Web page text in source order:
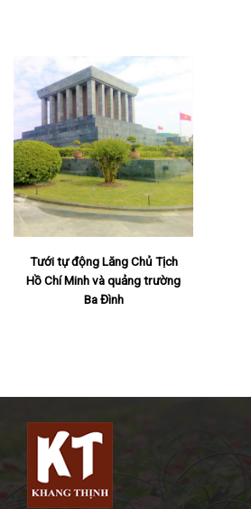
Tưới tự động Lăng Chủ Tịch
Hồ Chí Minh và quảng trường
Ba Đình